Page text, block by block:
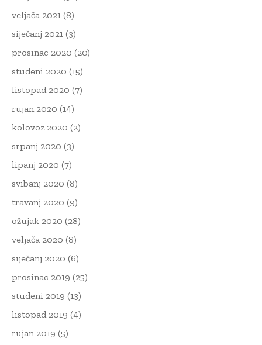
veljača 2021 (8)
siječanj 2021 (3)
prosinac 2020 (20)
studeni 2020 (15)
listopad 2020 (7)
rujan 2020 (14)
kolovoz 2020 (2)
srpanj 2020 (3)
lipanj 2020 (7)
svibanj 2020 (8)
travanj 2020 (9)
ožujak 2020 (28)
veljača 2020 (8)
siječanj 2020 (6)
prosinac 2019 (25)
studeni 2019 (13)
listopad 2019 (4)
rujan 2019 (5)